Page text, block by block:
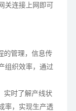
关连接上网即可
的管理，信息传
组织效率，通过
实时了解产线状
率，实现生产透